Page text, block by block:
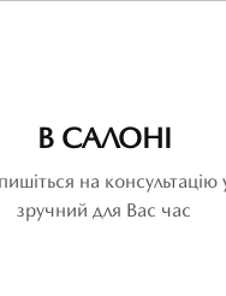
В САЛОНІ
на консультацію
зручний для Вас час